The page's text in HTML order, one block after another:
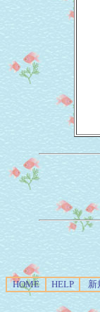
HOME HELP 新